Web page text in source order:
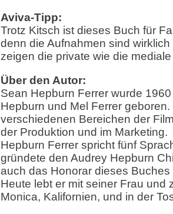
Aviva-Tipp:
Trotz Kitsch ist dieses Buch für
denn die Aufnahmen sind
zeigen die private wie die
Über den Autor:
Sean Hepburn Ferrer wurde
Hepburn und Mel Ferrer geboren.
verschiedenen Bereichen der
der Produktion und im Marketing.
Hepburn Ferrer spricht fünf
gründete den Audrey Hepburn
auch das Honorar dieses Buches
Heute lebt er mit seiner Frau und
Monica, Kalifornien, und in der